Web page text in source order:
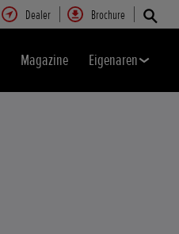
Dealer Brochure
Magazine Eigenaren